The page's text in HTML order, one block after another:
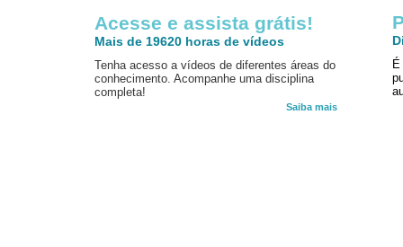
Acesse e assista grátis!
Mais de 19620 horas de vídeos
Tenha acesso a vídeos de diferentes áreas do
conhecimento. Acompanhe uma disciplina
completa!
Saiba mais